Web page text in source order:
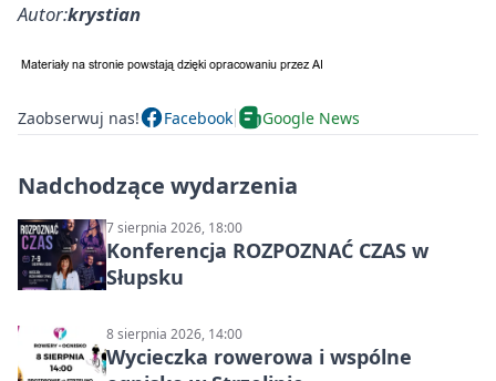
Autor:krystian
Zaobserwuj nas! Facebook Google News
Nadchodzące wydarzenia
7 sierpnia 2026, 18:00
Konferencja ROZPOZNAĆ CZAS w
Słupsku
8 sierpnia 2026, 14:00
Wycieczka rowerowa i wspólne